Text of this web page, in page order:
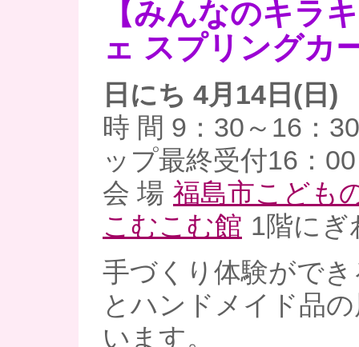
【みんなのキラ
ェ スプリングカ
日にち 4月14日(日)
時 間 9：30～16：
ップ最終受付16：
会 場 福島市こども
こむこむ館 1階にぎ
手づくり体験がで
とハンドメイド品
います。